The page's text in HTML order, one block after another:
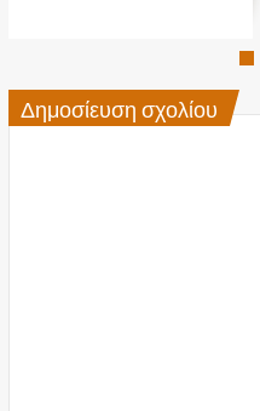
Δημοσίευση σχολίου